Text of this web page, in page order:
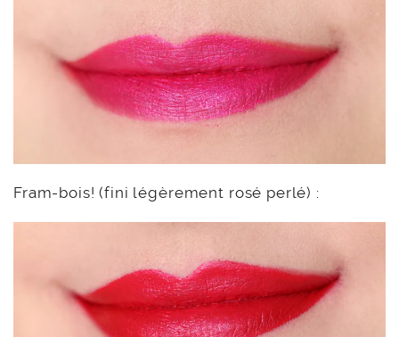
Fram-bois! (fini légèrement rosé perlé) :